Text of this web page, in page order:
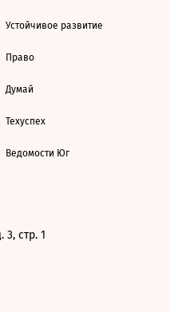
Устойчивое развитие
Право
Думай
Техуспех
Ведомости Юг
3, стр. 1